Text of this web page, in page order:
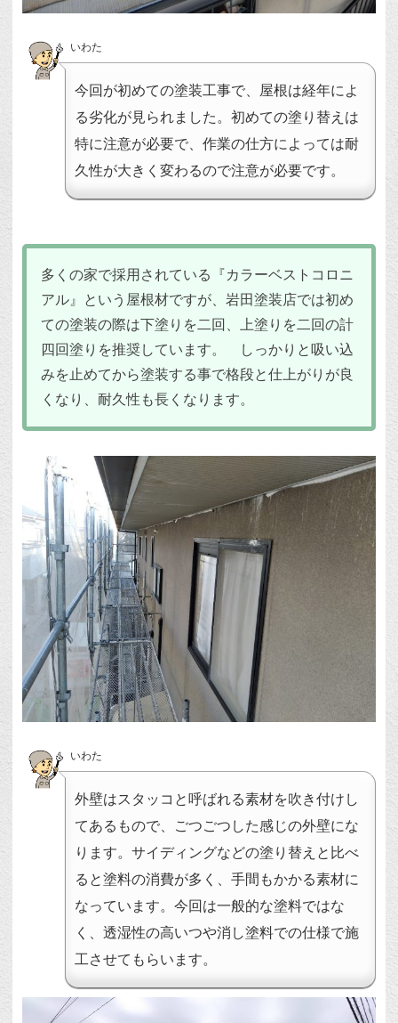
いわた
今回が初めての塗装工事で、屋根は経年によ
る劣化が見られました。初めての塗り替えは
特に注意が必要で、作業の仕方によっては耐
久性が大きく変わるので注意が必要です。
多くの家で採用されている『カラーベストコロニ
アル』という屋根材ですが、岩田塗装店では初め
ての塗装の際は下塗りを二回、上塗りを二回の計
四回塗りを推奨しています。 しっかりと吸い込
みを止めてから塗装する事で格段と仕上がりが良
くなり、耐久性も長くなります。
いわた
外壁はスタッコと呼ばれる素材を吹き付けし
てあるもので、ごつごつした感じの外壁にな
ります。サイディングなどの塗り替えと比べ
ると塗料の消費が多く、手間もかかる素材に
なっています。今回は一般的な塗料ではな
く、透湿性の高いつや消し塗料での仕様で施
工させてもらいます。